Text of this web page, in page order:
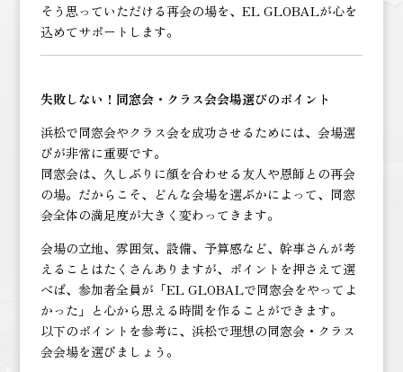
そう思っていただける再会の場を、EL GLOBALが心を
込めてサポートします。
失敗しない！同窓会・クラス会会場選びのポイント
浜松で同窓会やクラス会を成功させるためには、会場選
びが非常に重要です。
同窓会は、久しぶりに顔を合わせる友人や恩師との再会
の場。だからこそ、どんな会場を選ぶかによって、同窓
会全体の満足度が大きく変わってきます。
会場の立地、雰囲気、設備、予算感など、幹事さんが考
えることはたくさんありますが、ポイントを押さえて選
べば、参加者全員が「EL GLOBALで同窓会をやってよ
かった」と心から思える時間を作ることができます。
以下のポイントを参考に、浜松で理想の同窓会・クラス
会会場を選びましょう。